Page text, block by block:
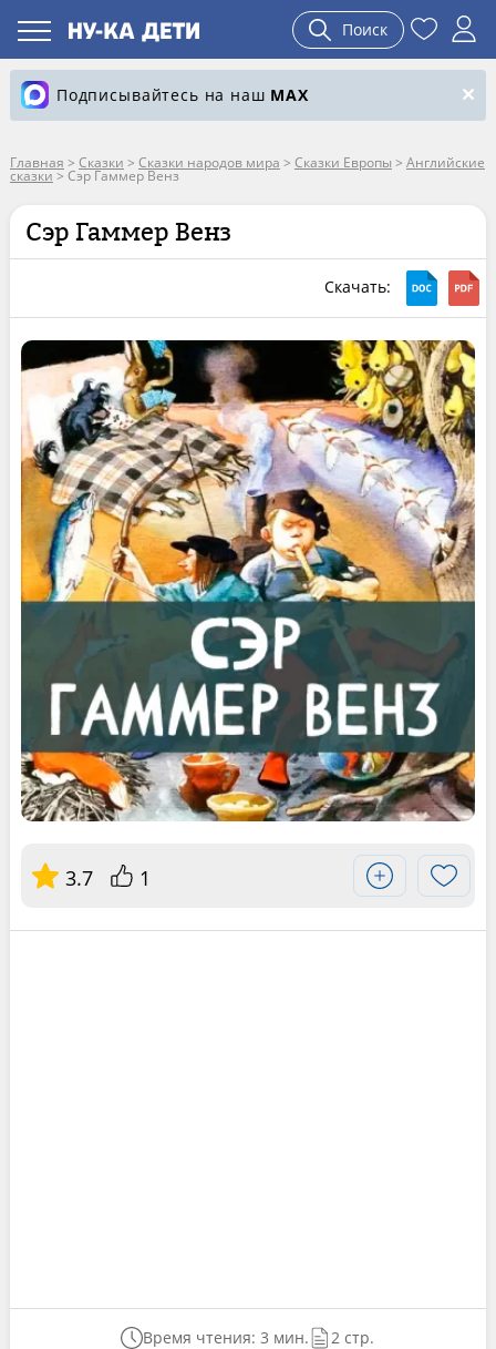
Поиск
Подписывайтесь на наш MAX
Главная > Сказки > Сказки народов мира > Сказки Европы > Английские
сказки>Сэр Гаммер Венз
Сэр Гаммер Венз
Скачать:
3.7 1
Время чтения: 3 мин. 2 стр.